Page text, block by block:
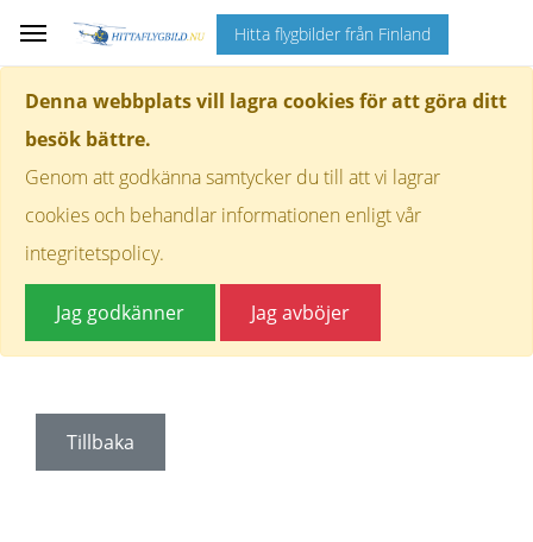
Denna webbplats vill lagra cookies för att göra ditt
besök bättre.
Genom att godkänna samtycker du till att vi lagrar
cookies och behandlar informationen enligt vår
integritetspolicy.
Jag godkänner Jag avböjer
Hitta flygbilder från Finland
Tillbaka